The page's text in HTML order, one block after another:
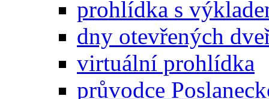
prohlídka s
dny otevřených
virtuální prohlídka
průvodce